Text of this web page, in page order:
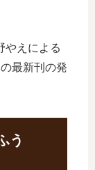
やえによる
最新刊の発
う